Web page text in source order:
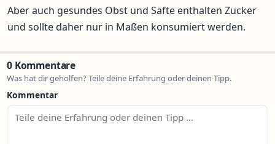
Aber auch gesundes Obst und Säfte enthalten Zucker
und sollte daher nur in Maßen konsumiert werden.
0 Kommentare
Was hat dir geholfen? Teile deine Erfahrung oder deinen Tipp.
Kommentar